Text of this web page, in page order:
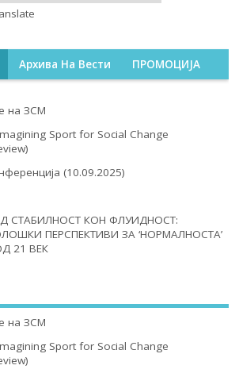
Архива На Вести ПРОМОЦИЈА
на ЗСМ
Sport for Social Change
(10.09.2025)
СТАБИЛНОСТ КОН ФЛУИДНОСТ:
ПЕРСПЕКТИВИ ЗА ‘НОРМАЛНОСТА’
21 ВЕК
на ЗСМ
Sport for Social Change